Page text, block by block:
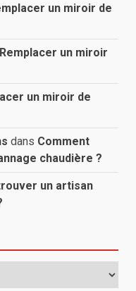
un miroir de
un miroir
un miroir de
dans Comment
chaudière ?
un artisan